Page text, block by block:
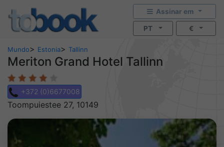
Assinar em
PT €
Mundo> Estonia> Tallinn
Meriton Grand Hotel Tallinn
+372 (0)6677008
Toompuiestee 27, 10149